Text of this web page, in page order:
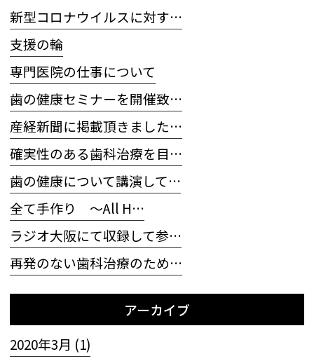
新型コロナウイルスに対す…
支援の輪
専門医院の仕事について
歯の健康セミナーを開催致…
産経新聞に掲載頂きました…
確実性のある歯科治療を目…
歯の健康について講演して…
全て手作り 〜All H…
ラジオ大阪にて収録して参…
再発のない歯科治療のため…
アーカイブ
2020年3月 (1)